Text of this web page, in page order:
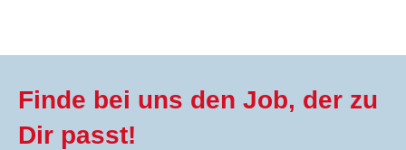
Finde bei uns den Job, der zu
Dir passt!